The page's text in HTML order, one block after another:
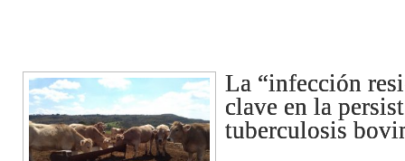
La “infección
clave en la
tuberculosis